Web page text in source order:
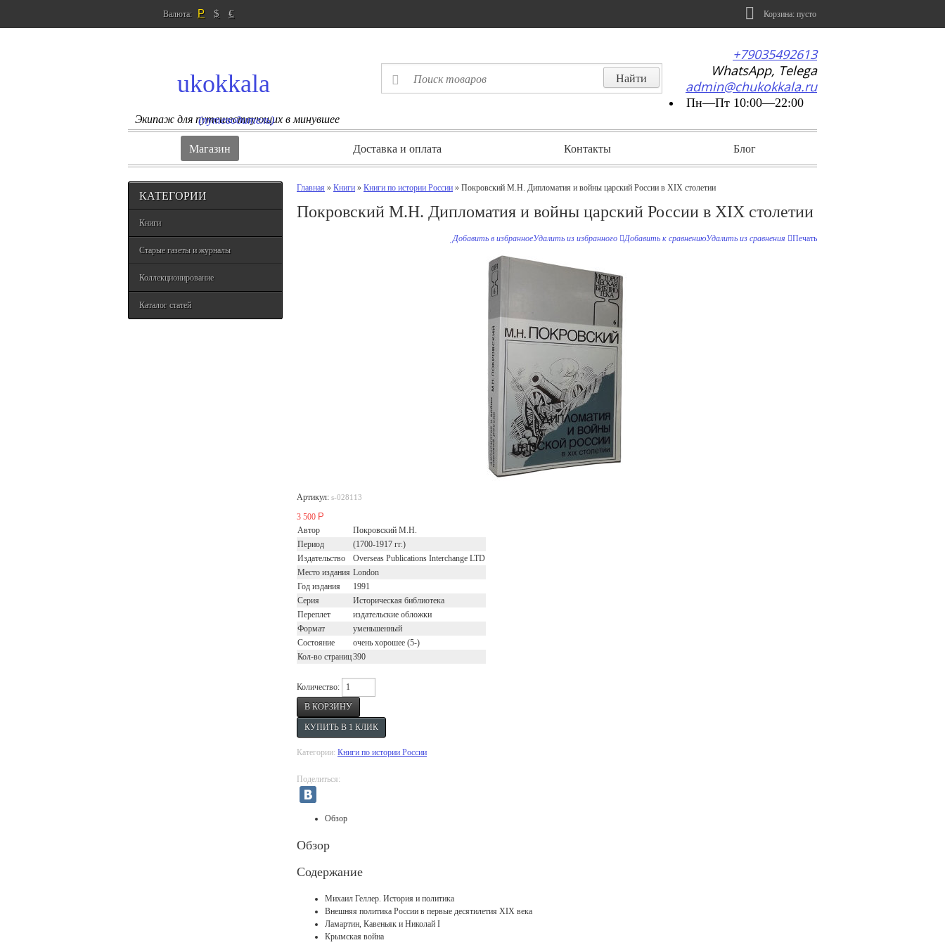
Валюта: Р $ € Корзина: пусто
ukokkala
Экипаж для путешествующих в минувшее
(путеводитель)
+79035492613
WhatsApp, Telega
admin@chukokkala.ru
Пн—Пт 10:00—22:00
Магазин Доставка и оплата Контакты Блог
КАТЕГОРИИ
Книги
Старые газеты и журналы
Коллекционирование
Каталог статей
Главная » Книги » Книги по истории России » Покровский М.Н. Дипломатия и войны царский России в XIX столетии
Покровский М.Н. Дипломатия и войны царский России в XIX столетии
Добавить в избранноеУдалить из избранного Добавить к сравнениюУдалить из сравнения Печать
Артикул: s-028113
3 500 Р
Автор
Покровский М.Н.
Период
(1700-1917 гг.)
Издательство
Overseas Publications Interchange LTD
Место издания London
Год издания
1991
Серия
Историческая библиотека
Переплет
издательские обложки
Формат
уменьшенный
Состояние
очень хорошее (5-)
Кол-во страниц390
Количество:
Категории: Книги по истории России
Поделиться:
Обзор
Обзор
Содержание
Михаил Геллер. История и политика
Внешняя политика России в первые десятилетия XIX века
Ламартин, Кавеньяк и Николай I
Крымская война